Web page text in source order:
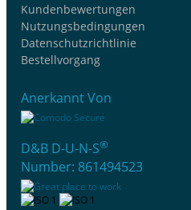
Kundenbewertungen
Nutzungsbedingungen
Datenschutzrichtlinie
Bestellvorgang
Anerkannt Von
D&B D-U-N-S®
Number: 861494523